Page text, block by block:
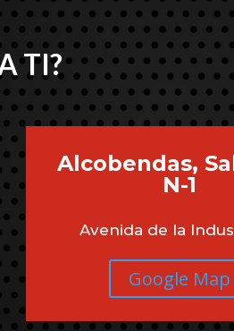
TI?
Alcobendas,
N-1
Avenida de la
Google Map